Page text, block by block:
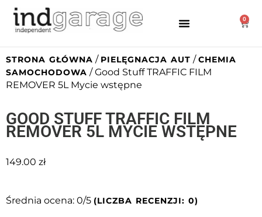
0
STRONA GŁÓWNA / PIELĘGNACJA AUT /CHEMIA
SAMOCHODOWA / Good Stuff TRAFFIC FILM
REMOVER 5L Mycie wstępne
GOOD STUFF TRAFFIC FILM
REMOVER 5L MYCIE WSTĘPNE
149.00 zł
Średnia ocena: 0/5 (LICZBA RECENZJI: 0)